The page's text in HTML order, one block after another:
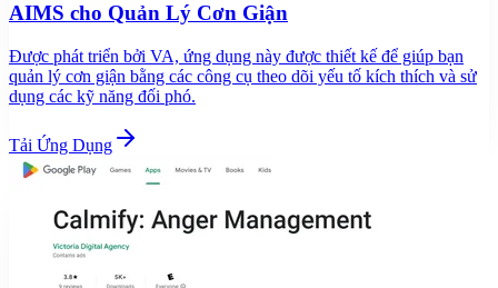
AIMS cho Quản Lý Cơn Giận
Được phát triển bởi VA, ứng dụng này được thiết kế để giúp bạn
quản lý cơn giận bằng các công cụ theo dõi yếu tố kích thích và sử
dụng các kỹ năng đối phó.
Tải Ứng Dụng